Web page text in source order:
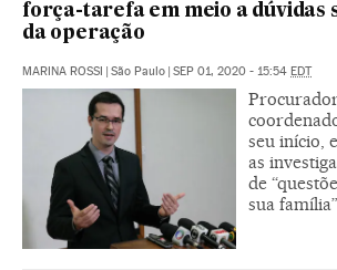
força-tarefa em meio a dúvidas
da operação
MARINA ROSSI | São Paulo | SEP 01, 2020 - 15:54 EDT
seu início,
as
de
sua família”